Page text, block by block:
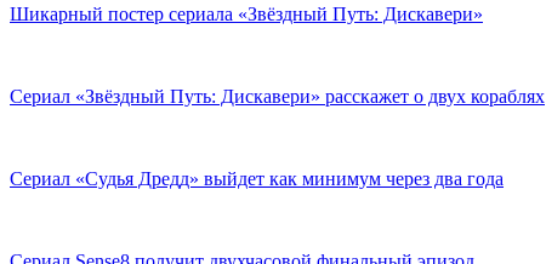
Шикарный постер сериала «Звёздный Путь: Дискавери»
Сериал «Звёздный Путь: Дискавери» расскажет о двух кораблях
Сериал «Судья Дредд» выйдет как минимум через два года